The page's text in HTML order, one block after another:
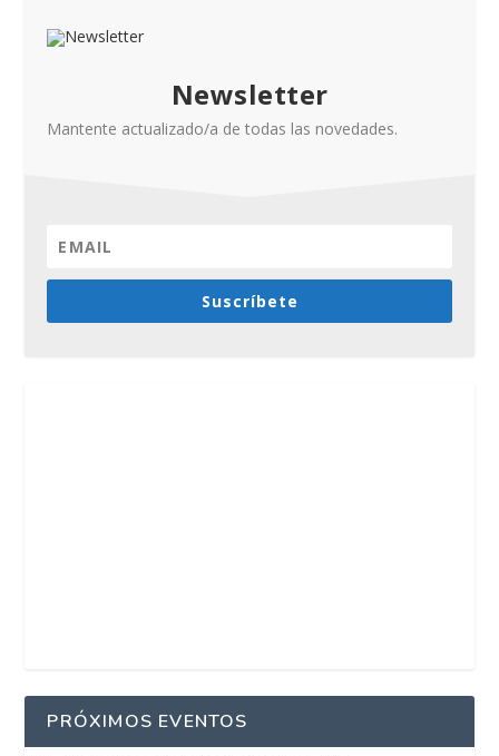
Newsletter
Mantente actualizado/a de todas las novedades.
Suscríbete
PRÓXIMOS EVENTOS